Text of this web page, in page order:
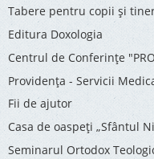
Tabere pentru copii şi
Editura Doxologia
Centrul de Conferinţe
Providenţa - Servicii
Fii de ajutor
Casa de oaspeți „Sfântul
Seminarul Ortodox